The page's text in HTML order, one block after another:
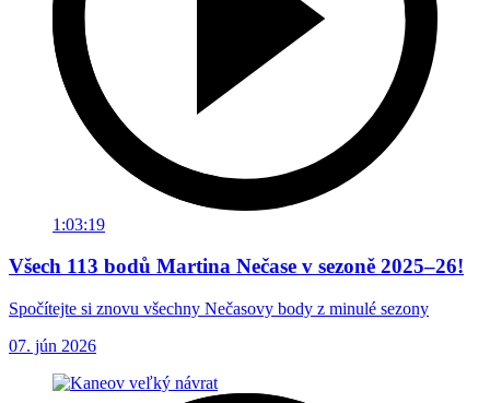
1:03:19
Všech 113 bodů Martina Nečase v sezoně 2025–26!
Spočítejte si znovu všechny Nečasovy body z minulé sezony
07. jún 2026